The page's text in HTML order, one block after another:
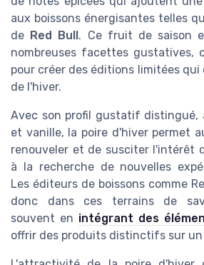
aux boissons énergisantes telles
de Red Bull . Ce fruit de saison
nombreuses facettes gustatives,
pour créer des éditions limitées
de l'hiver.
Avec son profil gustatif distingué,
et vanille, la poire d'hiver permet
renouveler et de susciter l'intérêt
à la recherche de nouvelles
Les éditeurs de boissons comme
donc dans ces terrains de
souvent en intégrant des
offrir des produits distinctifs sur